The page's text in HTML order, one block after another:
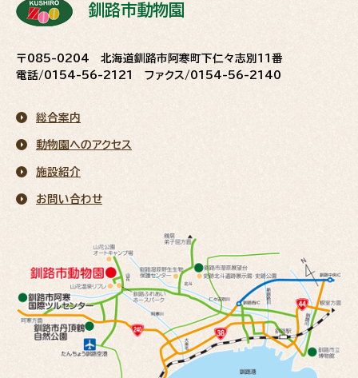
釧路市動物園
〒085-0204 北海道釧路市阿寒町下仁々志別11番
電話/0154-56-2121 ファクス/0154-56-2140
総合案内
動物園へのアクセス
施設紹介
お問い合わせ